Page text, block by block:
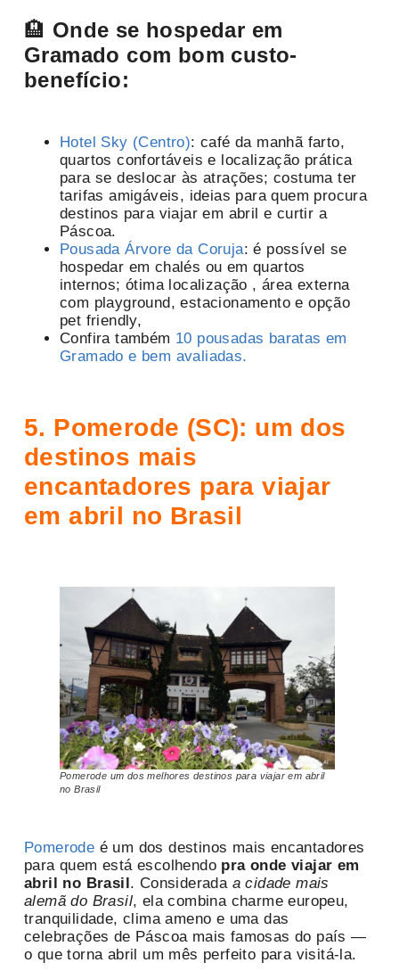
🏨 Onde se hospedar em
Gramado com bom custo-
benefício:
Hotel Sky (Centro): café da manhã farto,
quartos confortáveis e localização prática
para se deslocar às atrações; costuma ter
tarifas amigáveis, ideias para quem procura
destinos para viajar em abril e curtir a
Páscoa.
Pousada Árvore da Coruja: é possível se
hospedar em chalés ou em quartos
internos; ótima localização , área externa
com playground, estacionamento e opção
pet friendly,
Confira também 10 pousadas baratas em
Gramado e bem avaliadas.
5. Pomerode (SC): um dos
destinos mais
encantadores para viajar
em abril no Brasil
Pomerode um dos melhores destinos para viajar em abril
no Brasil
Pomerode é um dos destinos mais encantadores
para quem está escolhendo pra onde viajar em
abril no Brasil . Considerada a cidade mais
alemã do Brasil, ela combina charme europeu,
tranquilidade, clima ameno e uma das
celebrações de Páscoa mais famosas do país —
o que torna abril um mês perfeito para visitá-la.